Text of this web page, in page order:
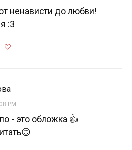
ненависти до любви!
:3
PM
- это обложка 👍